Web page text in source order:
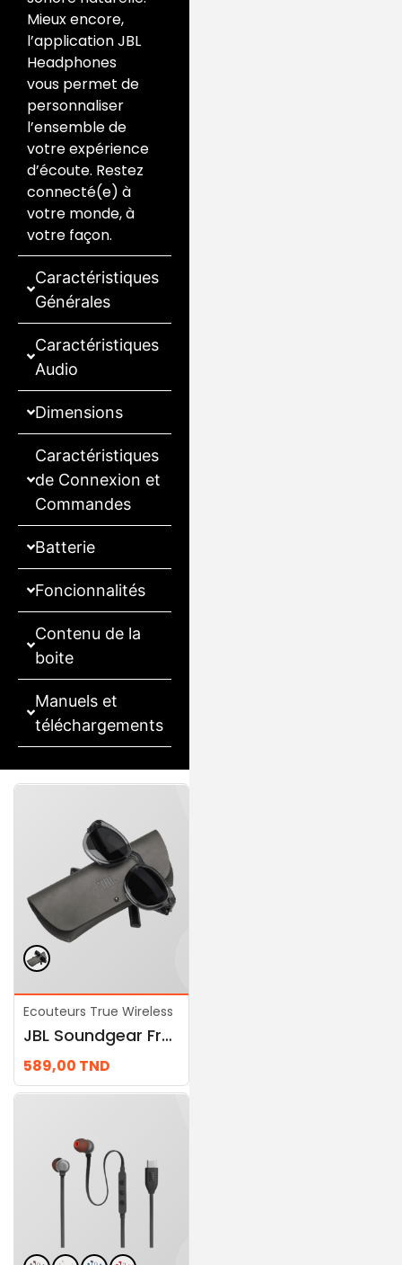
Mieux encore,
l’application JBL
Headphones
vous permet de
personnaliser
l’ensemble de
votre expérience
d’écoute. Restez
connecté(e) à
votre monde, à
votre façon.
Caractéristiques
Générales
Caractéristiques
Audio
Dimensions
Caractéristiques
de Connexion et
Commandes
Batterie
Foncionnalités
Contenu de la
boite
Manuels et
téléchargements
Ecouteurs True Wireless
JBL Soundgear Frames Round (Onyx)
589,00 TND